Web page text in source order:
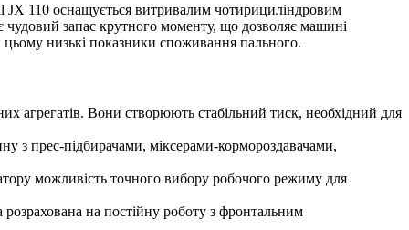
JX 110 оснащується витривалим чотирициліндровим
запас крутного моменту, що дозволяє машині
низькі показники споживання пального.
агрегатів. Вони створюють стабільний тиск, необхідний для
з прес-підбирачами, міксерами-кормороздавачами,
можливість точного вибору робочого режиму для
на постійну роботу з фронтальним